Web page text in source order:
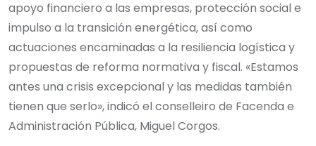
apoyo financiero a las empresas, protección social e
impulso a la transición energética, así como
actuaciones encaminadas a la resiliencia logística y
propuestas de reforma normativa y fiscal. «Estamos
antes una crisis excepcional y las medidas también
tienen que serlo», indicó el conselleiro de Facenda e
Administración Pública, Miguel Corgos.